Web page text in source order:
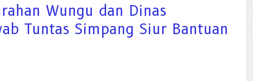
Wungu dan Dinas
Tuntas Simpang Siur Bantuan